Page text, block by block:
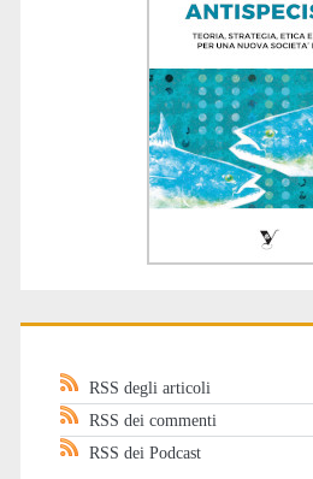
RSS degli articoli
RSS dei commenti
RSS dei Podcast